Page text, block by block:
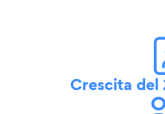
Crescita del